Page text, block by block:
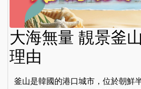
大海無量 靚景釜
理由
釜山是韓國的港口城市，位於朝鮮